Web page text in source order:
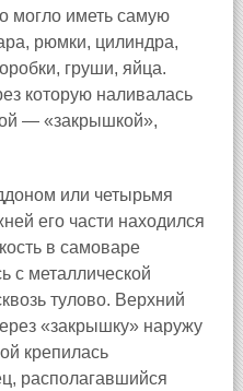
могло иметь самую
рюмки, цилиндра,
груши, яйца.
которую наливалась
— «закрышкой»,
или четырьмя
его части находился
в самоваре
с металлической
тулово. Верхний
«закрышку» наружу
крепилась
располагавшийся